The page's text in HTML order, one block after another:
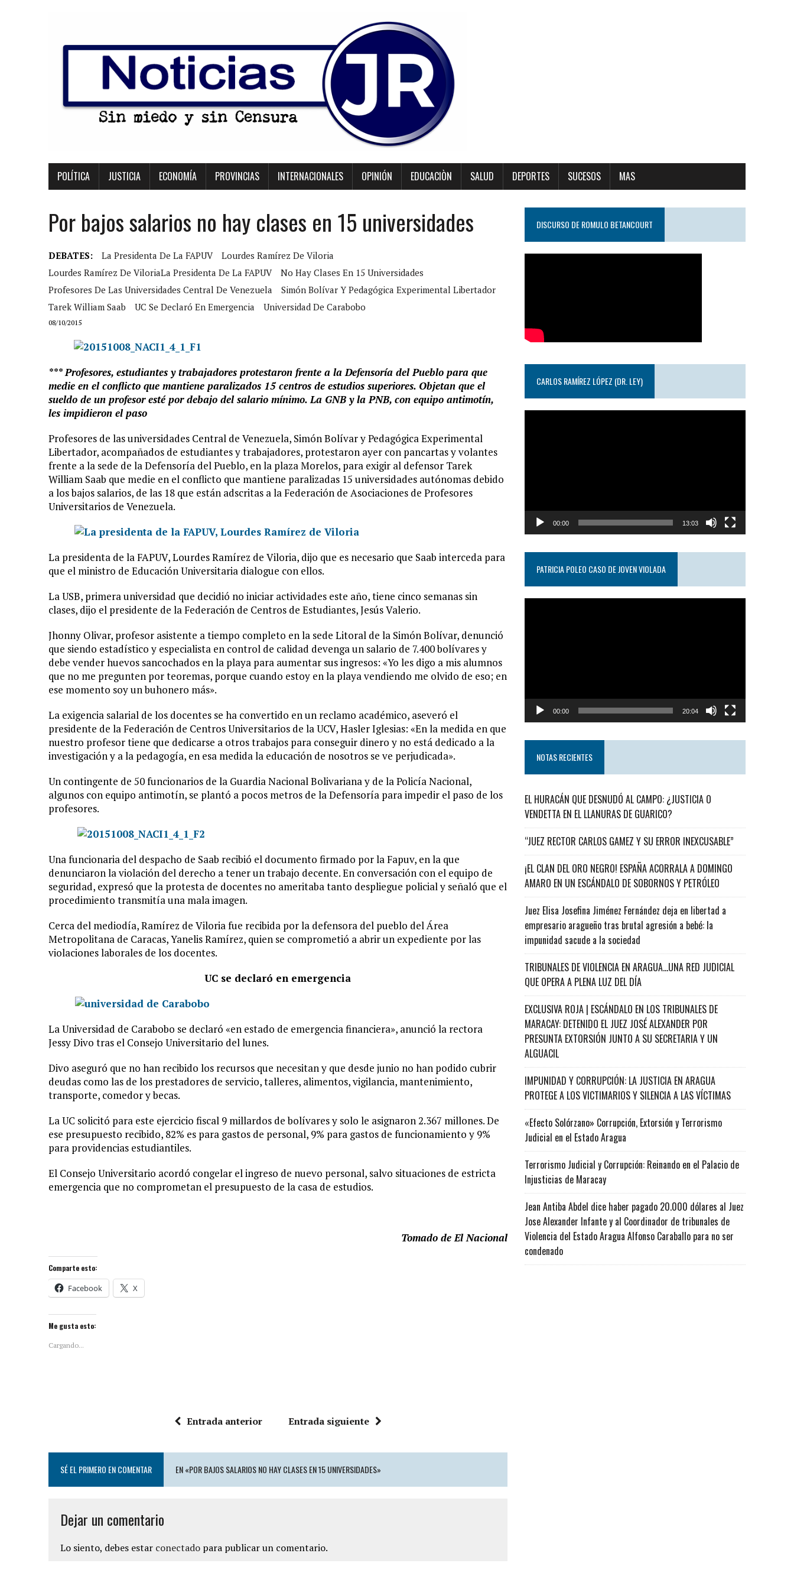
POLÍTICA JUSTICIA ECONOMÍA PROVINCIAS INTERNACIONALES OPINIÓN EDUCACIÒN SALUD DEPORTES SUCESOS MAS
Por bajos salarios no hay clases en 15 universidades
DEBATES: La Presidenta De La FAPUV
Lourdes Ramírez De Viloria
Lourdes Ramírez De ViloriaLa Presidenta De La FAPUV
No Hay Clases En 15 Universidades
Profesores De Las Universidades Central De Venezuela
Simón Bolívar Y Pedagógica Experimental Libertador
Tarek William Saab
UC Se Declaró En Emergencia Universidad De Carabobo
08/10/2015
*** Profesores, estudiantes y trabajadores protestaron frente a la Defensoría del Pueblo para que
medie en el conflicto que mantiene paralizados 15 centros de estudios superiores. Objetan que el
sueldo de un profesor esté por debajo del salario mínimo. La GNB y la PNB, con equipo antimotín,
les impidieron el paso
Profesores de las universidades Central de Venezuela, Simón Bolívar y Pedagógica Experimental
Libertador, acompañados de estudiantes y trabajadores, protestaron ayer con pancartas y volantes
frente a la sede de la Defensoría del Pueblo, en la plaza Morelos, para exigir al defensor Tarek
William Saab que medie en el conflicto que mantiene paralizadas 15 universidades autónomas debido
a los bajos salarios, de las 18 que están adscritas a la Federación de Asociaciones de Profesores
Universitarios de Venezuela.
La presidenta de la FAPUV, Lourdes Ramírez de Viloria, dijo que es necesario que Saab interceda para
que el ministro de Educación Universitaria dialogue con ellos.
La USB, primera universidad que decidió no iniciar actividades este año, tiene cinco semanas sin
clases, dijo el presidente de la Federación de Centros de Estudiantes, Jesús Valerio.
Jhonny Olivar, profesor asistente a tiempo completo en la sede Litoral de la Simón Bolívar, denunció
que siendo estadístico y especialista en control de calidad devenga un salario de 7.400 bolívares y
debe vender huevos sancochados en la playa para aumentar sus ingresos: «Yo les digo a mis alumnos
que no me pregunten por teoremas, porque cuando estoy en la playa vendiendo me olvido de eso; en
ese momento soy un buhonero más».
La exigencia salarial de los docentes se ha convertido en un reclamo académico, aseveró el
presidente de la Federación de Centros Universitarios de la UCV, Hasler Iglesias: «En la medida en que
nuestro profesor tiene que dedicarse a otros trabajos para conseguir dinero y no está dedicado a la
investigación y a la pedagogía, en esa medida la educación de nosotros se ve perjudicada».
Un contingente de 50 funcionarios de la Guardia Nacional Bolivariana y de la Policía Nacional,
algunos con equipo antimotín, se plantó a pocos metros de la Defensoría para impedir el paso de los
profesores.
Una funcionaria del despacho de Saab recibió el documento firmado por la Fapuv, en la que
denunciaron la violación del derecho a tener un trabajo decente. En conversación con el equipo de
seguridad, expresó que la protesta de docentes no ameritaba tanto despliegue policial y señaló que el
procedimiento transmitía una mala imagen.
Cerca del mediodía, Ramírez de Viloria fue recibida por la defensora del pueblo del Área
Metropolitana de Caracas, Yanelis Ramírez, quien se comprometió a abrir un expediente por las
violaciones laborales de los docentes.
UC se declaró en emergencia
La Universidad de Carabobo se declaró «en estado de emergencia financiera», anunció la rectora
Jessy Divo tras el Consejo Universitario del lunes.
Divo aseguró que no han recibido los recursos que necesitan y que desde junio no han podido cubrir
deudas como las de los prestadores de servicio, talleres, alimentos, vigilancia, mantenimiento,
transporte, comedor y becas.
La UC solicitó para este ejercicio fiscal 9 millardos de bolívares y solo le asignaron 2.367 millones. De
ese presupuesto recibido, 82% es para gastos de personal, 9% para gastos de funcionamiento y 9%
para providencias estudiantiles.
El Consejo Universitario acordó congelar el ingreso de nuevo personal, salvo situaciones de estricta
emergencia que no comprometan el presupuesto de la casa de estudios.
Tomado de El Nacional
Comparte esto:
Facebook X
Me gusta esto:
Cargando...
Entrada anterior Entrada siguiente
SÉ EL PRIMERO EN COMENTAR EN «POR BAJOS SALARIOS NO HAY CLASES EN 15 UNIVERSIDADES»
Dejar un comentario
Lo siento, debes estar conectado para publicar un comentario.
DISCURSO DE ROMULO BETANCOURT
CARLOS RAMÍREZ LÓPEZ (DR. LEY)
00:00 13:03
PATRICIA POLEO CASO DE JOVEN VIOLADA
00:00 20:04
NOTAS RECIENTES
EL HURACÁN QUE DESNUDÓ AL CAMPO: ¿JUSTICIA O
VENDETTA EN EL LLANURAS DE GUARICO?
“JUEZ RECTOR CARLOS GAMEZ Y SU ERROR INEXCUSABLE”
¡EL CLAN DEL ORO NEGRO! ESPAÑA ACORRALA A DOMINGO
AMARO EN UN ESCÁNDALO DE SOBORNOS Y PETRÓLEO
Juez Elisa Josefina Jiménez Fernández deja en libertad a
empresario aragueño tras brutal agresión a bebé: la
impunidad sacude a la sociedad
TRIBUNALES DE VIOLENCIA EN ARAGUA…UNA RED JUDICIAL
QUE OPERA A PLENA LUZ DEL DÍA
EXCLUSIVA ROJA | ESCÁNDALO EN LOS TRIBUNALES DE
MARACAY: DETENIDO EL JUEZ JOSÉ ALEXANDER POR
PRESUNTA EXTORSIÓN JUNTO A SU SECRETARIA Y UN
ALGUACIL
IMPUNIDAD Y CORRUPCIÓN: LA JUSTICIA EN ARAGUA
PROTEGE A LOS VICTIMARIOS Y SILENCIA A LAS VÍCTIMAS
«Efecto Solórzano» Corrupción, Extorsión y Terrorismo
Judicial en el Estado Aragua
Terrorismo Judicial y Corrupción: Reinando en el Palacio de
Injusticias de Maracay
Jean Antiba Abdel dice haber pagado 20.000 dólares al Juez
Jose Alexander Infante y al Coordinador de tribunales de
Violencia del Estado Aragua Alfonso Caraballo para no ser
condenado